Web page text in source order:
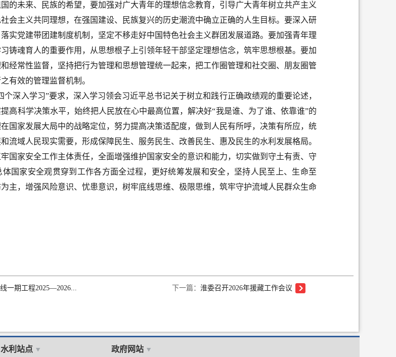
的未来、民族的希望，要加强对广大青年的理想信念教育，引导广大青年树立共产主义
会主义共同理想，在强国建设、民族复兴的历史潮流中确立正确的人生目标。要深入研
实党建带团建制度机制，坚定不移走好中国特色社会主义群团发展道路。要加强青年理
铸魂育人的重要作用，从思想根子上引领年轻干部坚定理想信念，筑牢思想根基。要加
经常性监督，坚持把行为管理和思想管理统一起来，把工作圈管理和社交圈、朋友圈管
有效的管理监督机制。
个深入学习”要求，深入学习领会习近平总书记关于树立和践行正确政绩观的重要论述，
高科学决策水平，始终把人民放在心中最高位置，解决好“我是谁、为了谁、依靠谁”的
国家发展大局中的战略定位，努力提高决策适配度，做到人民有所呼，决策有所应，统
流域人民现实需要，形成保障民生、服务民生、改善民生、惠及民生的水利发展格局。
国家安全工作主体责任，全面增强维护国家安全的意识和能力，切实做到守土有责、守
国家安全观贯穿到工作各方面全过程，更好统筹发展和安全，坚持人民至上、生命至
为主，增强风险意识、忧患意识，树牢底线思维、极限思维，筑牢守护流域人民群众生命
一期工程2025—2026... 下一篇：淮委召开2026年援藏工作会议
水利站点 政府网站